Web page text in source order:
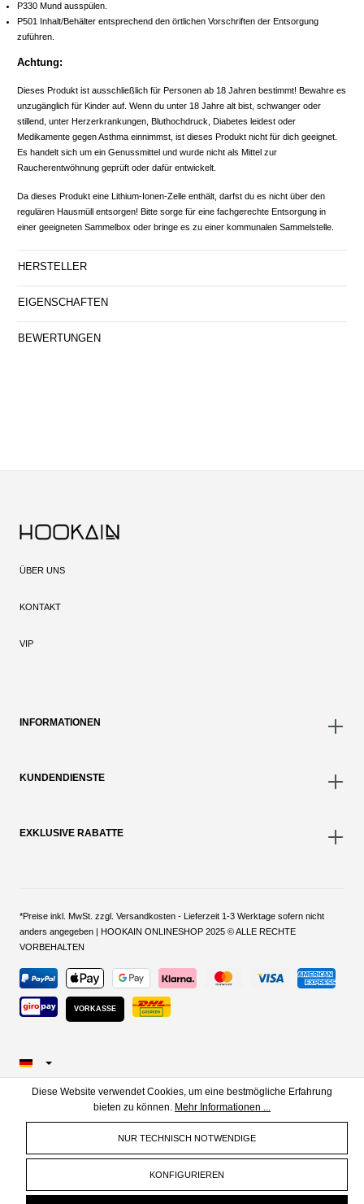
P330 Mund ausspülen.
P501 Inhalt/Behälter entsprechend den örtlichen Vorschriften der Entsorgung
zuführen.
Achtung:
Dieses Produkt ist ausschließlich für Personen ab 18 Jahren bestimmt! Bewahre es
unzugänglich für Kinder auf. Wenn du unter 18 Jahre alt bist, schwanger oder
stillend, unter Herzerkrankungen, Bluthochdruck, Diabetes leidest oder
Medikamente gegen Asthma einnimmst, ist dieses Produkt nicht für dich geeignet.
Es handelt sich um ein Genussmittel und wurde nicht als Mittel zur
Raucherentwöhnung geprüft oder dafür entwickelt.
Da dieses Produkt eine Lithium-Ionen-Zelle enthält, darfst du es nicht über den
regulären Hausmüll entsorgen! Bitte sorge für eine fachgerechte Entsorgung in
einer geeigneten Sammelbox oder bringe es zu einer kommunalen Sammelstelle.
HERSTELLER
EIGENSCHAFTEN
BEWERTUNGEN
ÜBER UNS
KONTAKT
VIP
INFORMATIONEN
KUNDENDIENSTE
EXKLUSIVE RABATTE
*Preise inkl. MwSt. zzgl. Versandkosten - Lieferzeit 1-3 Werktage sofern nicht
anders angegeben | HOOKAIN ONLINESHOP 2025 © ALLE RECHTE
VORBEHALTEN
VORKASSE
Diese Website verwendet Cookies, um eine bestmögliche Erfahrung
bieten zu können. Mehr Informationen ...
NUR TECHNISCH NOTWENDIGE
KONFIGURIEREN